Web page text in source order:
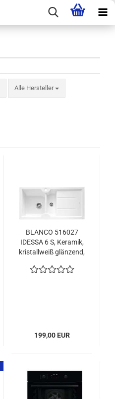
Alle Hersteller
BLANCO 516027
IDESSA 6 S, Keramik,
kristallweiß glänzend,
links
199,00 EUR